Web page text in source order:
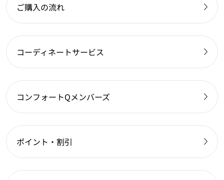
ご購入の流れ
コーディネートサービス
コンフォートQメンバーズ
ポイント・割引